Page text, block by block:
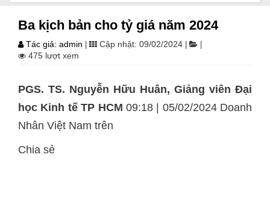
Ba kịch bản cho tỷ giá năm 2024
Tác giả: admin Cập nhật: 09/02/2024
475 lượt xem
PGS. TS. Nguyễn Hữu Huân, Giảng viên Đại
học Kinh tế TP HCM 09:18 | 05/02/2024 Doanh
Nhân Việt Nam trên
Chia sẻ